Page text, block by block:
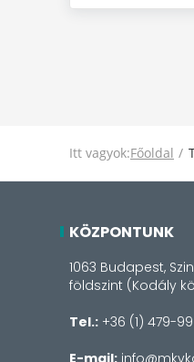
Itt vagyok:Főoldal
KÖZPONTUNK
1063 Budapest,
földszint (Kodály
Tel.: +36 (1) 479-
E-mail: